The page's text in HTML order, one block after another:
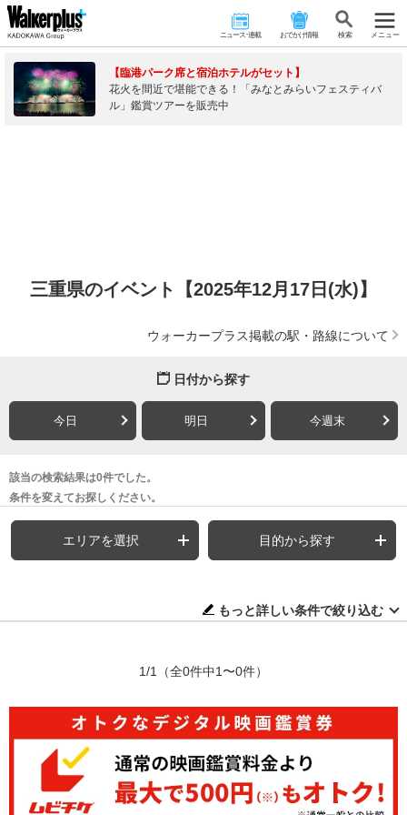
ニュース･連載 おでかけ情報 検 索 メニュー
【臨港パーク席と宿泊ホテルがセット】
花火を間近で堪能できる！「みなとみらいフェスティバ
ル」鑑賞ツアーを販売中
三重県のイベント【2025年12月17日(水)】
ウォーカープラス掲載の駅・路線について
日付から探す
今日 明日 今週末
該当の検索結果は0件でした。
条件を変えてお探しください。
エリアを選択 目的から探す
もっと詳しい条件で絞り込む
1/1 （全0件中1〜0件）